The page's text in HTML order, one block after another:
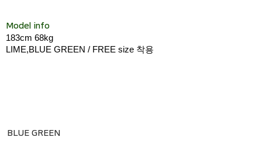
Model info
183cm 68kg
LIME,BLUE GREEN / FREE size 착용
BLUE GREEN